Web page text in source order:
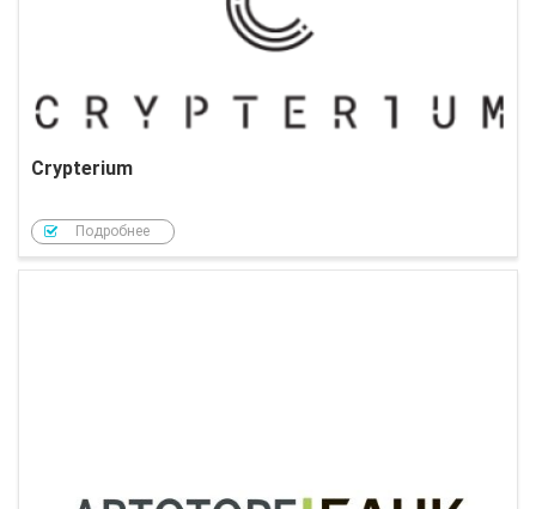
потолок. Мы гоняем по офису на самокатах, занимаемся йогой,
учим английский и едим колбасу по пятницам. Потому что
мы верим — только счастливая команда сможет сделать
Crypterium
Подробнее